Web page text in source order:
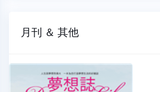
月刊 ＆ 其他